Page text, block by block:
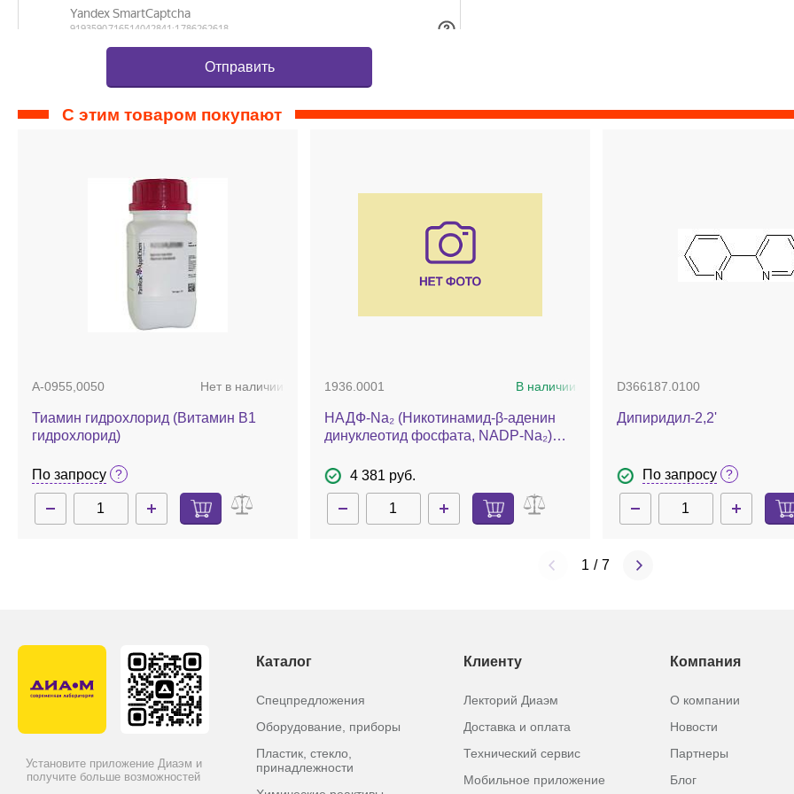
С этим товаром покупают
A-0955,0050 Нет в наличии
Тиамин гидрохлорид (Витамин B1
гидрохлорид)
По запросу
1936.0001 В наличии
НАДФ-Na₂ (Никотинамид-β-аденин
динуклеотид фосфата, NADP-Na₂)
4 381 руб.
D366187.0100
Дипиридил-2,2'
По запросу
1 / 7
Установите приложение Диаэм и
получите больше возможностей
Каталог
Спецпредложения
Оборудование, приборы
Пластик, стекло,
принадлежности
Клиенту
Лекторий Диаэм
Доставка и оплата
Технический сервис
Мобильное приложение
Компания
О компании
Новости
Партнеры
Блог